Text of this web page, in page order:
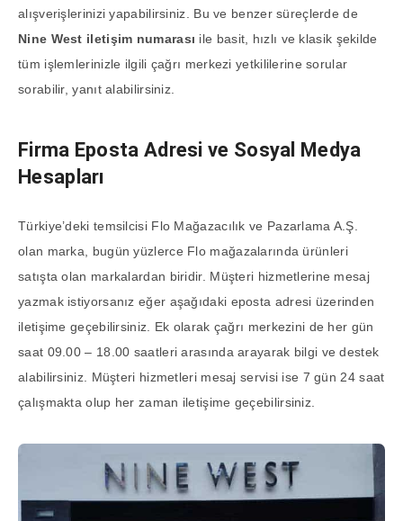
alışverişlerinizi yapabilirsiniz. Bu ve benzer süreçlerde de
Nine West iletişim numarası ile basit, hızlı ve klasik şekilde
tüm işlemlerinizle ilgili çağrı merkezi yetkililerine sorular
sorabilir, yanıt alabilirsiniz.
Firma Eposta Adresi ve Sosyal Medya
Hesapları
Türkiye’deki temsilcisi Flo Mağazacılık ve Pazarlama A.Ş.
olan marka, bugün yüzlerce Flo mağazalarında ürünleri
satışta olan markalardan biridir. Müşteri hizmetlerine mesaj
yazmak istiyorsanız eğer aşağıdaki eposta adresi üzerinden
iletişime geçebilirsiniz. Ek olarak çağrı merkezini de her gün
saat 09.00 – 18.00 saatleri arasında arayarak bilgi ve destek
alabilirsiniz. Müşteri hizmetleri mesaj servisi ise 7 gün 24 saat
çalışmakta olup her zaman iletişime geçebilirsiniz.